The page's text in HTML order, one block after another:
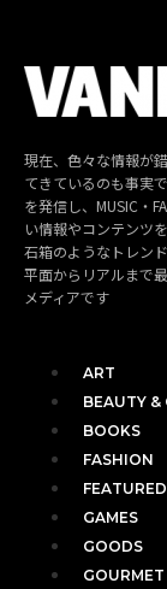
現在、色々な情報が
てきているのも事実
を発信し、MUSIC・
い情報やコンテンツ
石箱のようなトレン
平面からリアルまで
メディアです
ART
BEAUTY &
BOOKS
FASHION
FEATURED
GAMES
GOODS
GOURMET